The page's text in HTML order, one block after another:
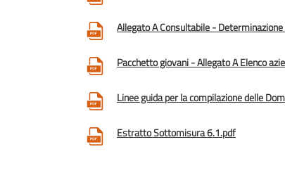
Allegato A Consultabile -
Pacchetto giovani - Allegato A Elenco
Linee guida per la compilazione delle
Estratto Sottomisura 6.1.pdf